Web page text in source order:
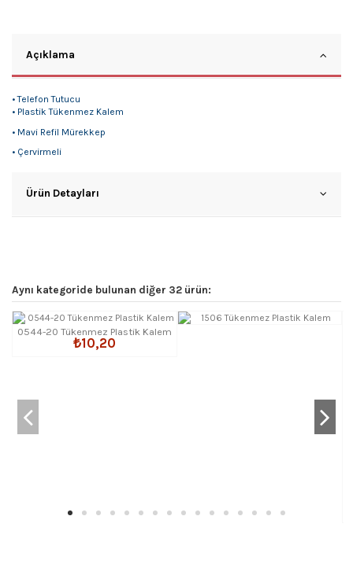
Açıklama
• Telefon Tutucu
• Plastik Tükenmez Kalem
• Mavi Refil Mürekkep
• Çervirmeli
Ürün Detayları
Aynı kategoride bulunan diğer 32 ürün:
0544-20 Tükenmez Plastik Kalem
₺10,20